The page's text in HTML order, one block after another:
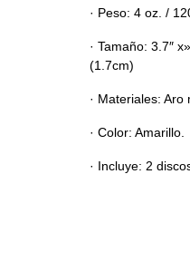
· Peso: 4 oz. /
· Tamaño: 3.7″
(1.7cm)
· Materiales: Aro
· Color: Amarillo.
· Incluye: 2